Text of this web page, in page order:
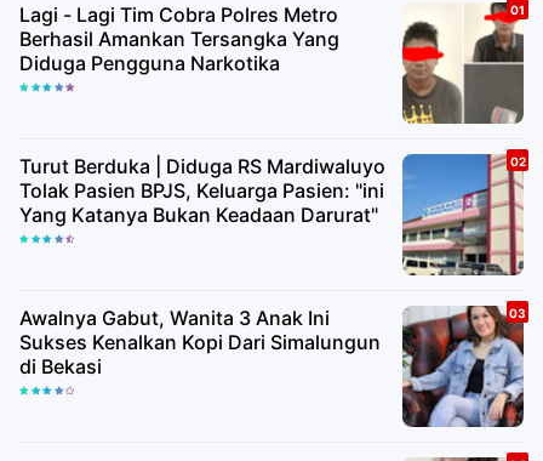
Lagi - Lagi Tim Cobra Polres Metro
Berhasil Amankan Tersangka Yang
Diduga Pengguna Narkotika
Turut Berduka | Diduga RS Mardiwaluyo
Tolak Pasien BPJS, Keluarga Pasien: "ini
Yang Katanya Bukan Keadaan Darurat"
Awalnya Gabut, Wanita 3 Anak Ini
Sukses Kenalkan Kopi Dari Simalungun
di Bekasi